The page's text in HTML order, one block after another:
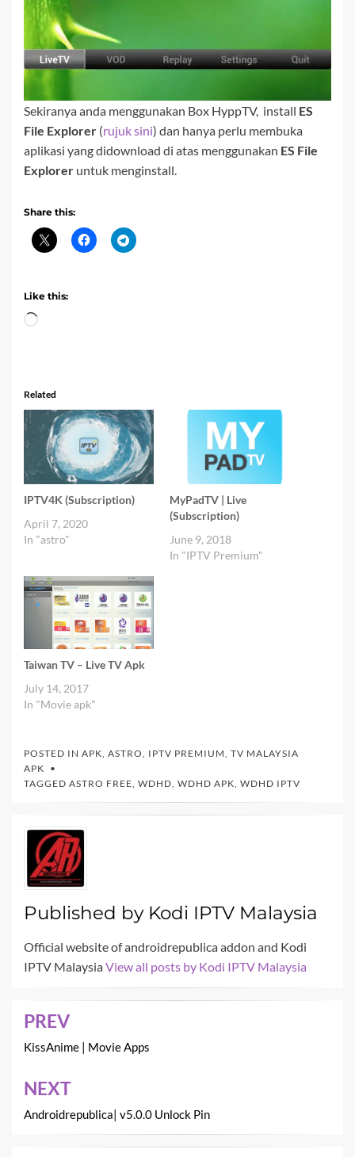
Sekiranya anda menggunakan Box HyppTV, install ES
File Explorer (rujuk sini) dan hanya perlu membuka
aplikasi yang didownload di atas menggunakan ES File
Explorer untuk menginstall.
Share this:
Like this:
Loading…
Related
IPTV4K (Subscription)
April 7, 2020
In "astro"
MyPadTV | Live
(Subscription)
June 9, 2018
In "IPTV Premium"
Taiwan TV – Live TV Apk
July 14, 2017
In "Movie apk"
POSTED IN APK ASTRO IPTV PREMIUM TV MALAYSIA
APK
TAGGED ASTRO FREE WDHD WDHD APK WDHD IPTV
Published by Kodi IPTV Malaysia
Official website of androidrepublica addon and Kodi
IPTV MalaysiaView all posts by Kodi IPTV Malaysia
Post
navigation
PREV
KissAnime | Movie Apps
NEXT
Androidrepublica| v5.0.0 Unlock Pin